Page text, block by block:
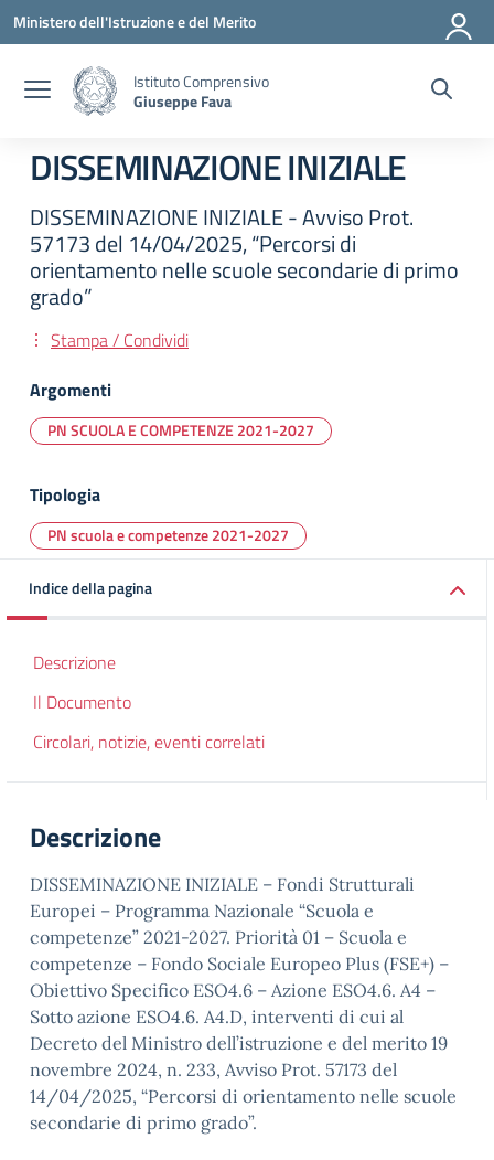
Vai ai contenuti
Vai al menu di navigazione
Vai al footer
Ministero dell'Istruzione e del Merito
Istituto Comprensivo
Giuseppe Fava
DISSEMINAZIONE INIZIALE
DISSEMINAZIONE INIZIALE - Avviso Prot.
57173 del 14/04/2025, “Percorsi di
orientamento nelle scuole secondarie di primo
grado”
Stampa / Condividi
Argomenti
PN SCUOLA E COMPETENZE 2021-2027
Tipologia
PN scuola e competenze 2021-2027
Indice della pagina
Descrizione
Il Documento
Circolari, notizie, eventi correlati
Descrizione
DISSEMINAZIONE INIZIALE – Fondi Strutturali
Europei – Programma Nazionale “Scuola e
competenze” 2021-2027. Priorità 01 – Scuola e
competenze – Fondo Sociale Europeo Plus (FSE+) –
Obiettivo Specifico ESO4.6 – Azione ESO4.6. A4 –
Sotto azione ESO4.6. A4.D, interventi di cui al
Decreto del Ministro dell’istruzione e del merito 19
novembre 2024, n. 233, Avviso Prot. 57173 del
14/04/2025, “Percorsi di orientamento nelle scuole
secondarie di primo grado”.